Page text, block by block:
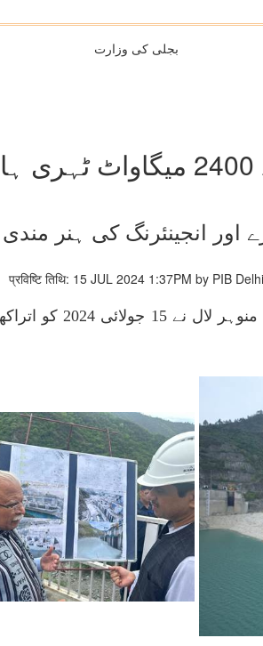
بجلی کی وزارت
انجینئرنگ کی ہنر
प्रविष्टि तिथि: 15 JUL 2024 1:37PM by PIB Delhi